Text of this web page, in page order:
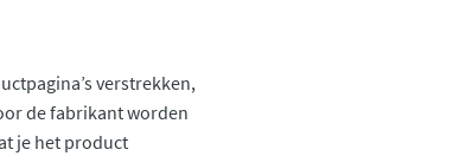
verstrekken,
de fabrikant worden
je het product